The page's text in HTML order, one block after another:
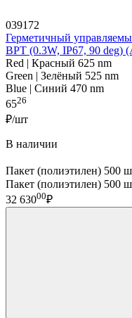
039172
Герметичный
BPT (0.3W, IP67, 90 deg)
Red | Красный 625 nm
Green | Зелёный 525 nm
Blue | Синий 470 nm
6526
₽/шт
В наличии
Пакет (полиэтилен) 500
Пакет (полиэтилен) 500
32 63000₽